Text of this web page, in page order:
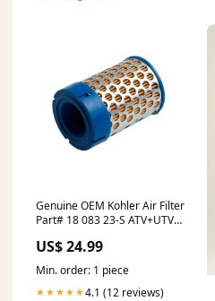
Genuine OEM Kohler Air Filter
Part# 18 083 23-S ATV+UTV
US$ 24.99
Min. order: 1 piece
★★★★★4.1 (12 reviews)